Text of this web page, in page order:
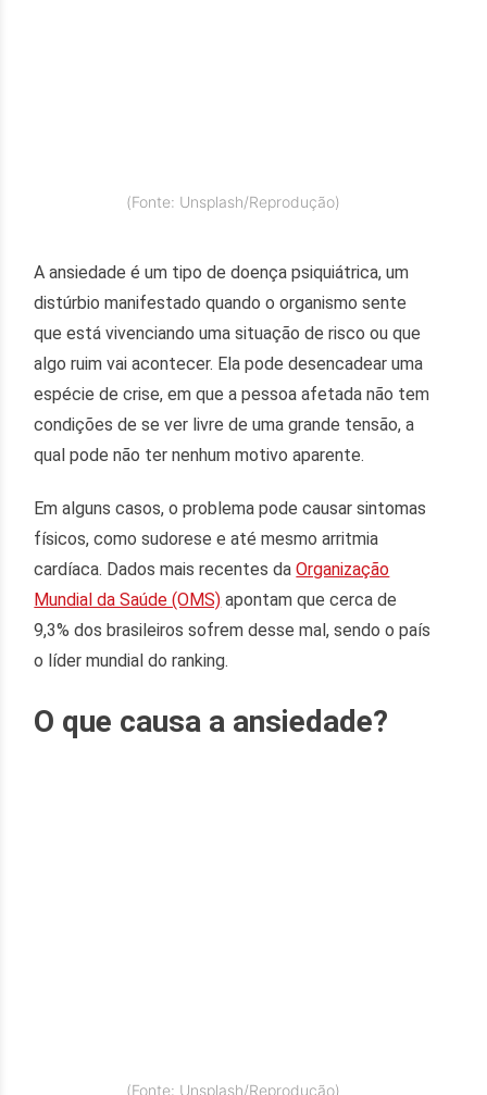
(Fonte: Unsplash/Reprodução)
A ansiedade é um tipo de doença psiquiátrica, um
distúrbio manifestado quando o organismo sente
que está vivenciando uma situação de risco ou que
algo ruim vai acontecer. Ela pode desencadear uma
espécie de crise, em que a pessoa afetada não tem
condições de se ver livre de uma grande tensão, a
qual pode não ter nenhum motivo aparente.
Em alguns casos, o problema pode causar sintomas
físicos, como sudorese e até mesmo arritmia
cardíaca. Dados mais recentes daOrganização
Mundial da Saúde (OMS) apontam que cerca de
9,3% dos brasileiros sofrem desse mal, sendo o país
o líder mundial do ranking.
O que causa a ansiedade?
(Fonte: Unsplash/Reprodução)